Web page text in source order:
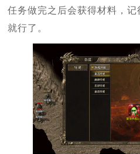
任务做完之后会获得材料，
就行了。